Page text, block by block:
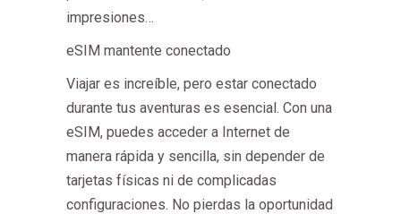
impresiones…
eSIM mantente conectado
Viajar es increíble, pero estar conectado
durante tus aventuras es esencial. Con una
eSIM, puedes acceder a Internet de
manera rápida y sencilla, sin depender de
tarjetas físicas ni de complicadas
configuraciones. No pierdas la oportunidad